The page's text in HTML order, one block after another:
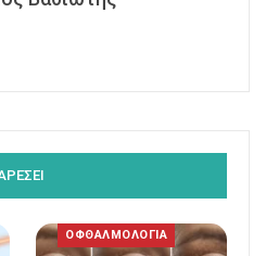
ΟΦΘΑΛΜΟΛΟΓΙΑ